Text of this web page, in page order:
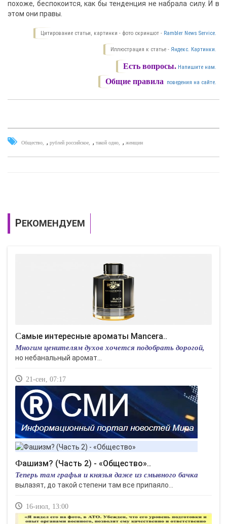
похоже, беспокоится, как бы тенденция не набрала силу. И в
этом они правы.
Цитирование статьи, картинки - фото скриншот - Rambler News Service.
Иллюстрация к статье - Яндекс. Картинки.
Есть вопросы. Напишите нам.
Общие правила поведения на сайте.
Общество , рублей российское , такой одно , женщин
РЕКОМЕНДУЕМ
Самые интересные ароматы Mancera..
Многим ценителям духов хочется подобрать дорогой,
но небанальный аромат...
21-сен, 07:17
Фашизм? (Часть 2) - «Общество»..
Теперь там графья и князья даже из смывного бачка
вылазят, до такой степени там все припаяло...
16-июл, 13:00